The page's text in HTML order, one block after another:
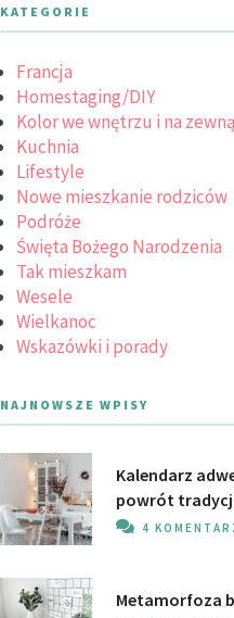
KATEGORIE
Francja
Homestaging/DIY
Kolor we wnętrzu i na
Kuchnia
Lifestyle
Nowe mieszkanie rodziców
Podróże
Święta Bożego Narodzenia
Tak mieszkam
Wesele
Wielkanoc
Wskazówki i porady
NAJNOWSZE WPISY
Kalendarz
powrót
4
Metamorfoza